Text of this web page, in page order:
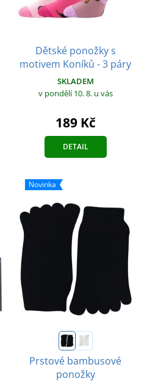
Dětské ponožky s
motivem Koníků - 3 páry
SKLADEM
v pondělí 10. 8. u vás
189 Kč
DETAIL
Novinka
Prstové bambusové
ponožky